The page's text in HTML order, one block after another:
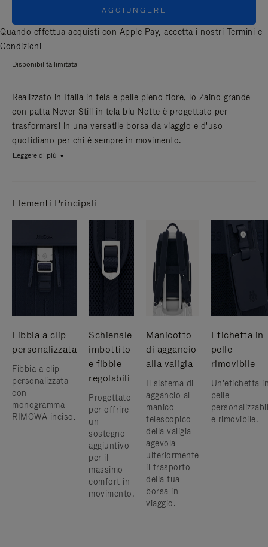
AGGIUNGERE
Quando effettua acquisti con Apple Pay, accetta i nostri Termini e
Condizioni
Disponibilità limitata
Realizzato in Italia in tela e pelle pieno fiore, lo Zaino grande
con patta Never Still in tela blu Notte è progettato per
trasformarsi in una versatile borsa da viaggio e d'uso
quotidiano per chi è sempre in movimento.
Leggere di più
Elementi Principali
Fibbia a clip
personalizzata
Fibbia a clip
personalizzata
con
monogramma
RIMOWA inciso.
Schienale
imbottito
e fibbie
regolabili
Progettato
per offrire
un
sostegno
aggiuntivo
per il
massimo
comfort in
movimento.
Manicotto
di aggancio
alla valigia
Il sistema di
aggancio al
manico
telescopico
della valigia
agevola
ulteriormente
il trasporto
della tua
borsa in
viaggio.
Etichetta in
pelle
rimovibile
Un'etichetta
pelle
e rimovibile.